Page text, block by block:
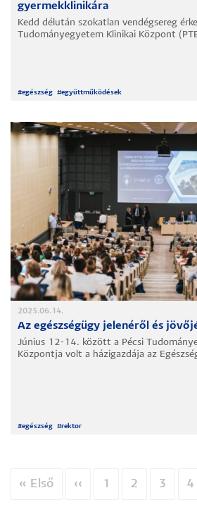
gyermekklinikára
Kedd délután szokatlan vendégsereg
Tudományegyetem Klinikai Központ
#egészség #együttműködések
2025.06.14.
Az egészségügy jelenéről és
Június 12-14. között a Pécsi
Központja volt a házigazdája az
#egészség #rektor
Oldalszámozás
Első
« Első
Előző
‹‹ Oldal
1 Oldal
2 Oldal
3 4